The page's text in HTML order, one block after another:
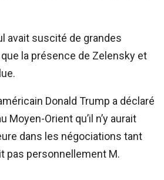
avait suscité de grandes
la présence de Zelensky et
Donald Trump a déclaré
Moyen-Orient qu’il n’y aurait
dans les négociations tant
pas personnellement M.